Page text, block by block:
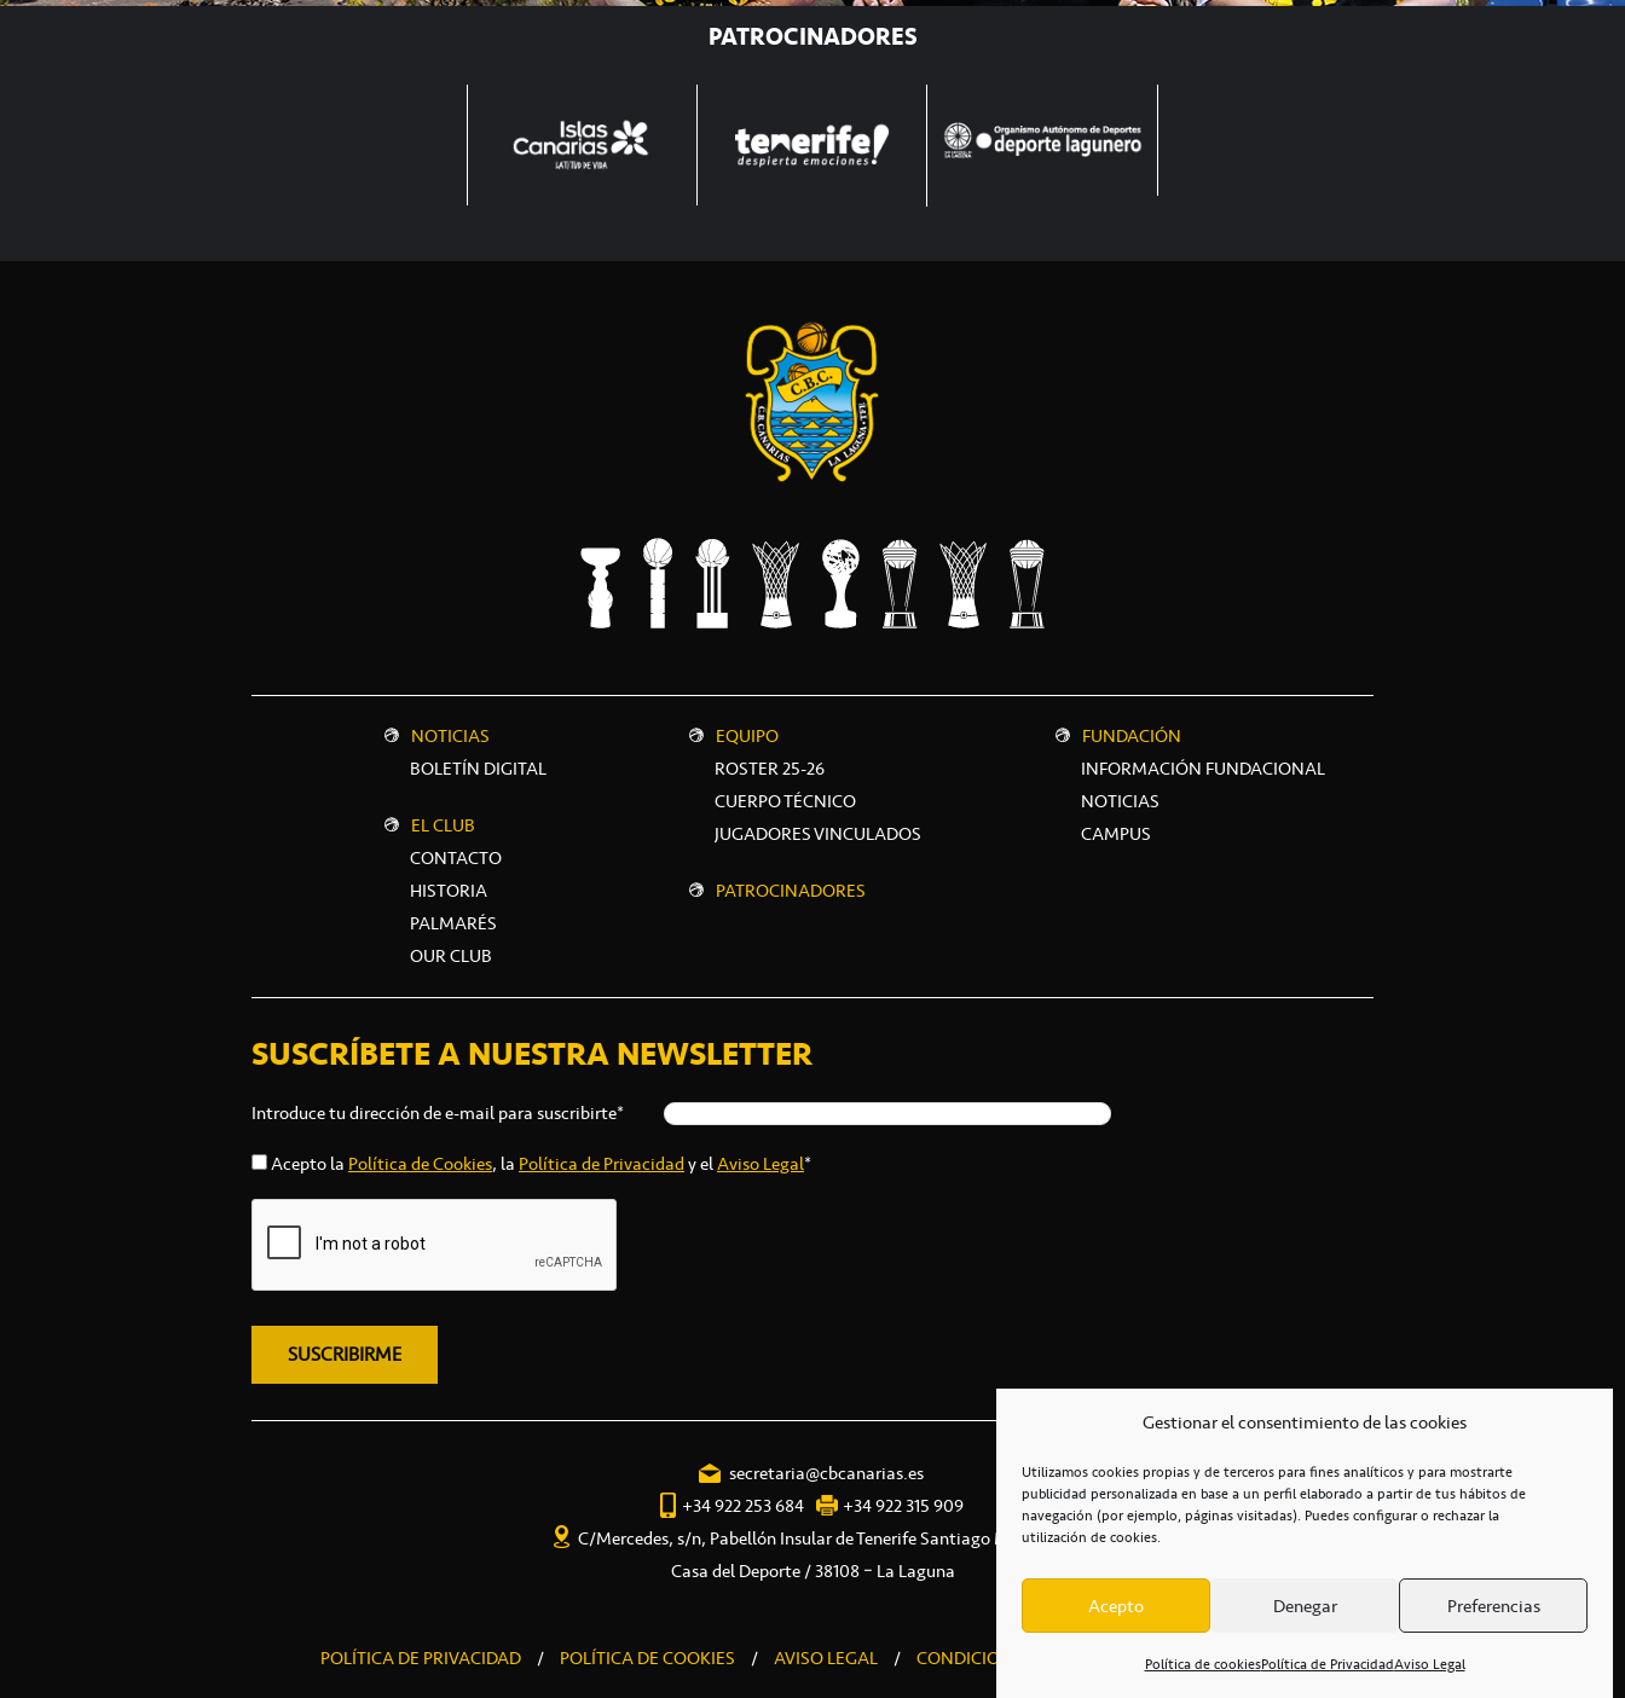
Gestionar el consentimiento de las cookies
Utilizamos cookies propias y de terceros para fines analíticos y para mostrarte
publicidad personalizada en base a un perfil elaborado a partir de tus hábitos de
navegación (por ejemplo, páginas visitadas). Puedes configurar o rechazar la
utilización de cookies.
Acepto Denegar Preferencias
Política de cookiesPolítica de PrivacidadAviso Legal
PATROCINADORES
NOTICIAS
BOLETÍN DIGITAL
EL CLUB
CONTACTO
HISTORIA
PALMARÉS
OUR CLUB
EQUIPO
ROSTER 25-26
CUERPO TÉCNICO
JUGADORES VINCULADOS
PATROCINADORES
FUNDACIÓN
INFORMACIÓN FUNDACIONAL
NOTICIAS
CAMPUS
SUSCRÍBETE A NUESTRA NEWSLETTER
Introduce tu dirección de e-mail para suscribirte*
Acepto la Política de Cookies, la Política de Privacidady elAviso Legal*
secretaria@cbcanarias.es
+34 922 253 684
+34 922 315 909
C/Mercedes, s/n, Pabellón Insular de Tenerife Santiago Martín
Casa del Deporte / 38108 – La Laguna
POLÍTICA DE PRIVACIDAD / POLÍTICA DE COOKIES / AVISO LEGAL / CONDICIONES COMERCIALES / ACCESIBILIDAD